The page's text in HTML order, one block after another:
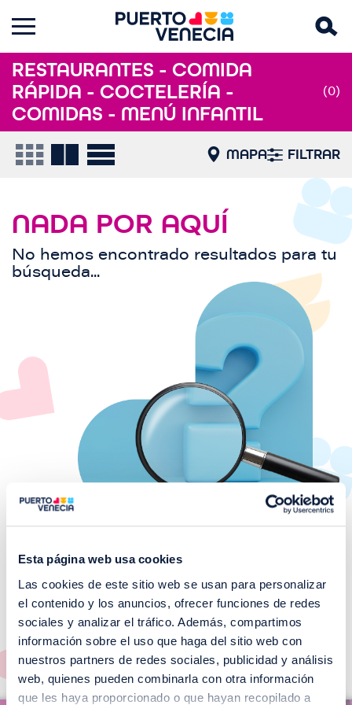
Esta página web usa cookies
Las cookies de este sitio web se usan para personalizar
el contenido y los anuncios, ofrecer funciones de redes
sociales y analizar el tráfico. Además, compartimos
información sobre el uso que haga del sitio web con
nuestros partners de redes sociales, publicidad y análisis
web, quienes pueden combinarla con otra información
que les haya proporcionado o que hayan recopilado a
RESTAURANTES - COMIDA
RÁPIDA - COCTELERÍA -
COMIDAS - MENÚ INFANTIL
(0)
MAPA FILTRAR
NADA POR AQUÍ
No hemos encontrado resultados para tu
búsqueda...
¡No te pierdas nuestros
EVENTOS!
Ver todos >